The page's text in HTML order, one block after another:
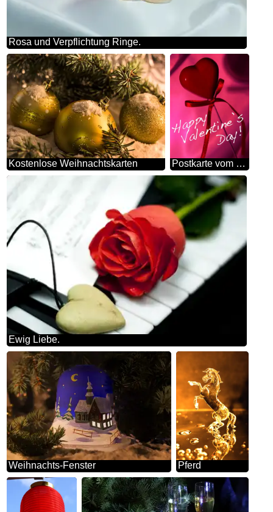
Rosa und Verpflichtung Ringe.
Kostenlose Weihnachtskarten Postkarte vom 14. Februar
Ewig Liebe.
Weihnachts-Fenster Pferd